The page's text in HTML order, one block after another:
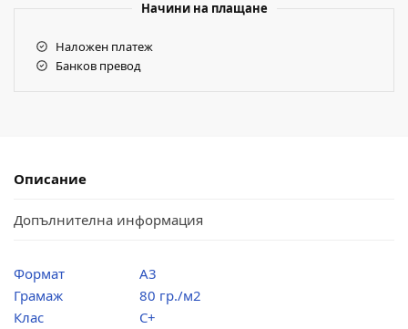
Начини на плащане
Наложен платеж
Банков превод
Описание
Допълнителна информация
Формат
А3
Грамаж
80 гр./м2
Клас
C+